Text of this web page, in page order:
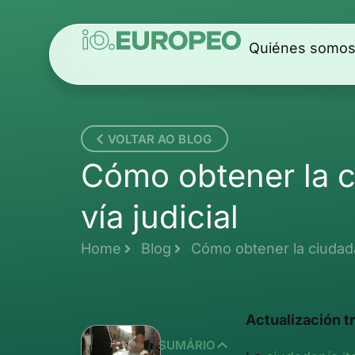
Quiénes somos
VOLTAR AO BLOG
Cómo obtener la
vía judicial
Home Blog Cómo obtener la
SUMÁRIO
Actualización